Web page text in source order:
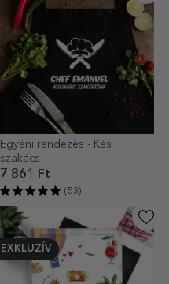
Egyéni rendezés - Kés
szakács
7 861 Ft
(53)
EXKLUZÍV